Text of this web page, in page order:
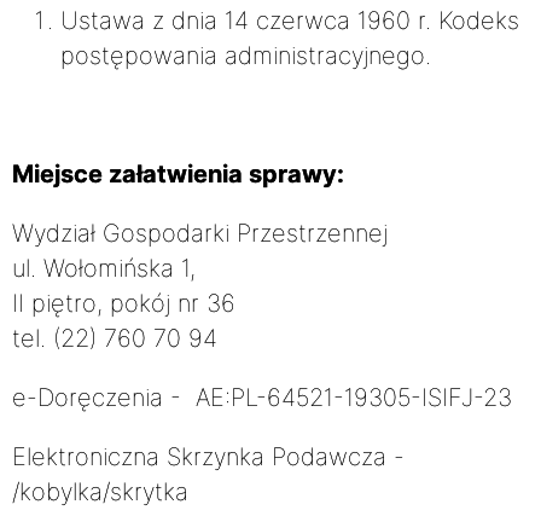
Ustawa z dnia 14 czerwca 1960 r. Kodeks
postępowania administracyjnego.
Miejsce załatwienia sprawy:
Wydział Gospodarki Przestrzennej
ul. Wołomińska 1,
II piętro, pokój nr 36
tel. (22) 760 70 94
e-Doręczenia - AE:PL-64521-19305-ISIFJ-23
Elektroniczna Skrzynka Podawcza -
/kobylka/skrytka